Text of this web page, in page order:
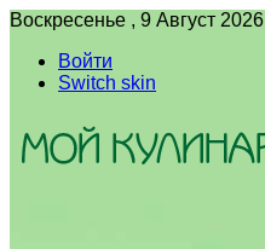
Воскресенье , 9 Август 2026
Войти
Switch skin